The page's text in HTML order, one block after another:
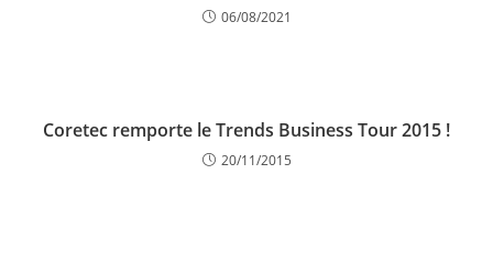
06/08/2021
Coretec remporte le Trends Business Tour 2015 !
20/11/2015